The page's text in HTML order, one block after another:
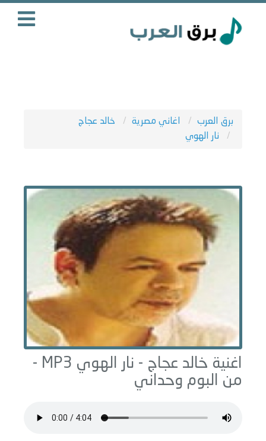
برق العرب اغاني مصرية
خالد عجاج
نار الهوي
اغنية خالد عجاج - نار الهوي
MP3 -
من البوم وحداني